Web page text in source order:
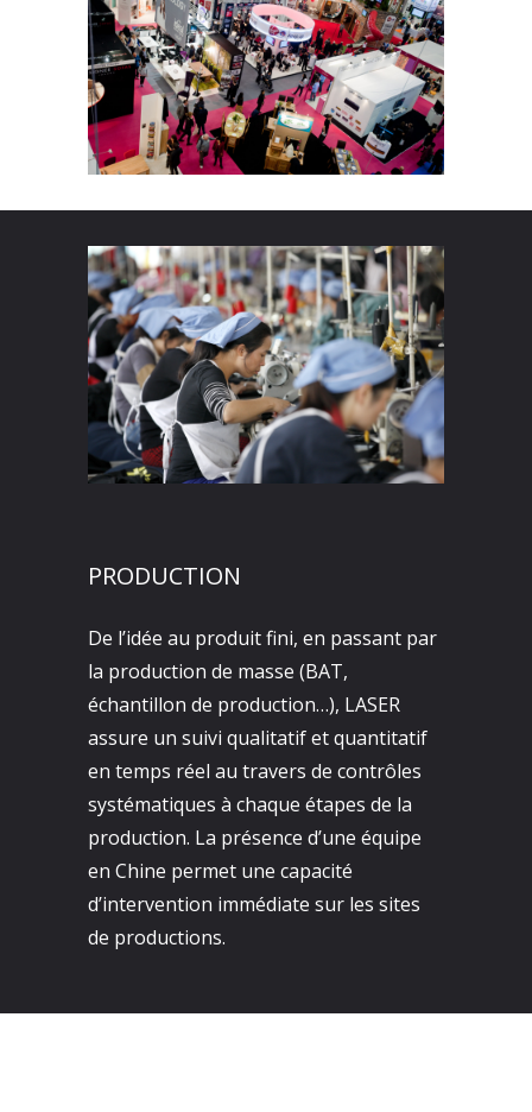
PRODUCTION
De l’idée au produit fini, en passant par
la production de masse (BAT,
échantillon de production…), LASER
assure un suivi qualitatif et quantitatif
en temps réel au travers de contrôles
systématiques à chaque étapes de la
production. La présence d’une équipe
en Chine permet une capacité
d’intervention immédiate sur les sites
de productions.